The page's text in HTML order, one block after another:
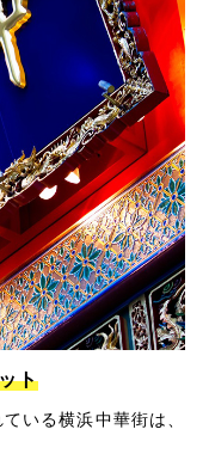
ト
いる横浜中華街は、